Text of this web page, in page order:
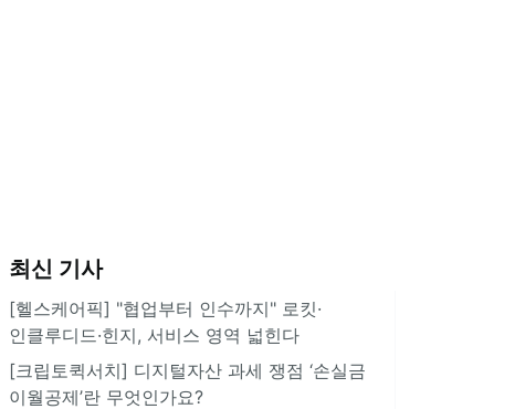
최신 기사
[헬스케어픽] "협업부터 인수까지" 로킷·
인클루디드·힌지, 서비스 영역 넓힌다
[크립토퀵서치] 디지털자산 과세 쟁점 ‘손실금
이월공제’란 무엇인가요?